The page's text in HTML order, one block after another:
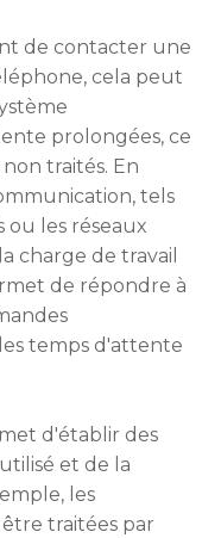
de contacter une
cela peut
prolongées, ce
traités. En
tels
ou les réseaux
charge de travail
de répondre à
temps d'attente
d'établir des
et de la
les
traitées par